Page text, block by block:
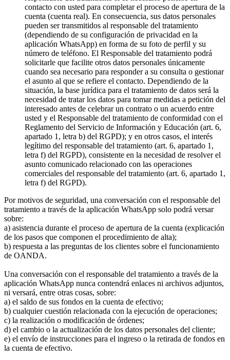
contacto con usted para completar el proceso de apertura de la
cuenta (cuenta real). En consecuencia, sus datos personales
pueden ser transmitidos al responsable del tratamiento
(dependiendo de su configuración de privacidad en la
aplicación WhatsApp) en forma de su foto de perfil y su
número de teléfono. El Responsable del tratamiento podrá
solicitarle que facilite otros datos personales únicamente
cuando sea necesario para responder a su consulta o gestionar
el asunto al que se refiere el contacto. Dependiendo de la
situación, la base jurídica para el tratamiento de datos será la
necesidad de tratar los datos para tomar medidas a petición del
interesado antes de celebrar un contrato o un acuerdo entre
usted y el Responsable del tratamiento de conformidad con el
Reglamento del Servicio de Información y Educación (art. 6,
apartado 1, letra b) del RGPD); y en otros casos, el interés
legítimo del responsable del tratamiento (art. 6, apartado 1,
letra f) del RGPD), consistente en la necesidad de resolver el
asunto comunicado relacionado con las operaciones
comerciales del responsable del tratamiento (art. 6, apartado 1,
letra f) del RGPD).
Por motivos de seguridad, una conversación con el responsable del
tratamiento a través de la aplicación WhatsApp solo podrá versar
sobre:
a) asistencia durante el proceso de apertura de la cuenta (explicación
de los pasos que componen el procedimiento de alta);
b) respuesta a las preguntas de los clientes sobre el funcionamiento
de OANDA.
Una conversación con el responsable del tratamiento a través de la
aplicación WhatsApp nunca contendrá enlaces ni archivos adjuntos,
ni versará, entre otras cosas, sobre:
a) el saldo de sus fondos en la cuenta de efectivo;
b) cualquier cuestión relacionada con la ejecución de operaciones;
c) la realización o modificación de órdenes;
d) el cambio o la actualización de los datos personales del cliente;
e) el envío de instrucciones para el ingreso o la retirada de fondos en
la cuenta de efectivo.